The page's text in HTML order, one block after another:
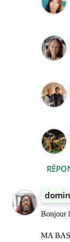
Bonjour
MA